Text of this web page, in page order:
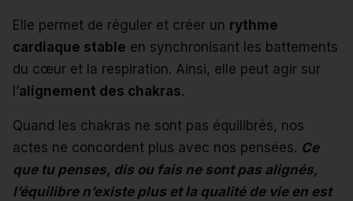
Elle permet de réguler et créer un rythme
cardiaque stable en synchronisant les battements
du cœur et la respiration. Ainsi, elle peut agir sur
l’alignement des chakras.
Quand les chakras ne sont pas équilibrés, nos
actes ne concordent plus avec nos pensées. Ce
que tu penses, dis ou fais ne sont pas alignés,
l’équilibre n’existe plus et la qualité de vie en est